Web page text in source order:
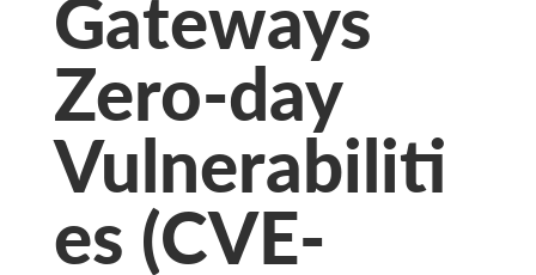
Gateways
Zero-day
Vulnerabiliti
es (CVE-